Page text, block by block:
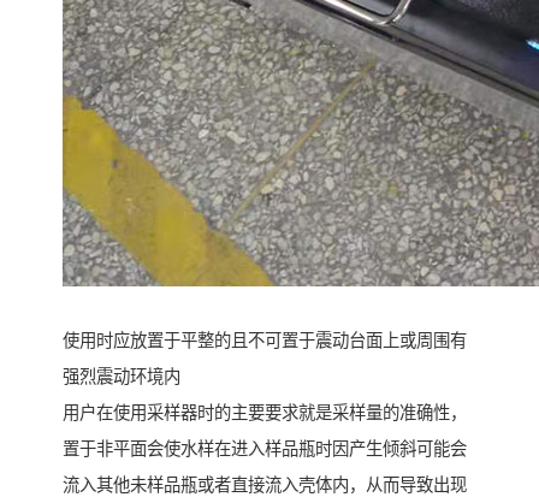
使用时应放置于平整的且不可置于震动台面上或周围有
强烈震动环境内
用户在使用采样器时的主要要求就是采样量的准确性，
置于非平面会使水样在进入样品瓶时因产生倾斜可能会
流入其他未样品瓶或者直接流入壳体内，从而导致出现